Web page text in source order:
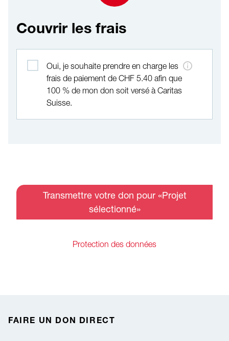
Couvrir les frais
Oui, je souhaite prendre en charge les
frais de paiement de CHF 5.40 afin que
100 % de mon don soit versé à Caritas
Suisse.
Transmettre votre don pour «Projet
sélectionné»
Protection des données
FAIRE UN DON DIRECT